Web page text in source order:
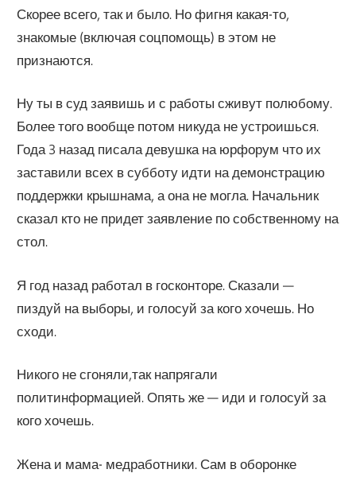
Скорее всего, так и было. Но фигня какая-то,
знакомые (включая соцпомощь) в этом не
признаются.
Ну ты в суд заявишь и с работы сживут полюбому.
Более того вообще потом никуда не устроишься.
Года 3 назад писала девушка на юрфорум что их
заставили всех в субботу идти на демонстрацию
поддержки крышнама, а она не могла. Начальник
сказал кто не придет заявление по собственному на
стол.
Я год назад работал в госконторе. Сказали —
пиздуй на выборы, и голосуй за кого хочешь. Но
сходи.
Никого не сгоняли,так напрягали
политинформацией. Опять же — иди и голосуй за
кого хочешь.
Жена и мама- медработники. Сам в оборонке